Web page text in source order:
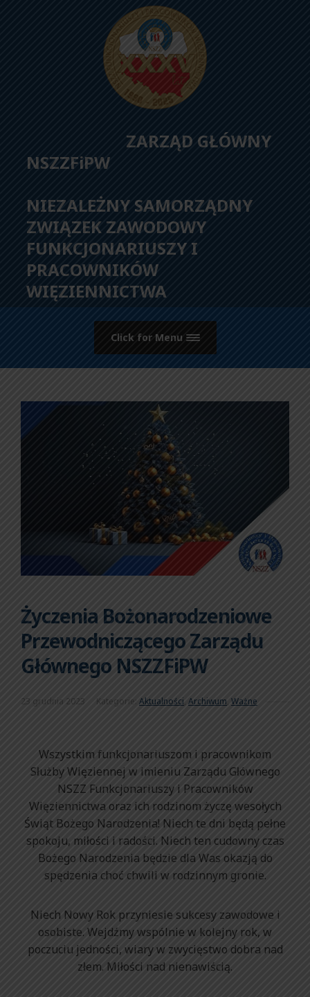
ZARZĄD GŁÓWNY
NSZZFiPW
NIEZALEŻNY SAMORZĄDNY
ZWIĄZEK ZAWODOWY
FUNKCJONARIUSZY I
PRACOWNIKÓW
WIĘZIENNICTWA
Click for Menu
Życzenia Bożonarodzeniowe
Przewodniczącego Zarządu
Głównego NSZZFiPW
23 grudnia 2023 Kategorie: Aktualności, Archiwum, Ważne
Wszystkim funkcjonariuszom i pracownikom
Służby Więziennej w imieniu Zarządu Głównego
NSZZ Funkcjonariuszy i Pracowników
Więziennictwa oraz ich rodzinom życzę wesołych
Świąt Bożego Narodzenia! Niech te dni będą pełne
spokoju, miłości i radości. Niech ten cudowny czas
Bożego Narodzenia będzie dla Was okazją do
spędzenia choć chwili w rodzinnym gronie.
Niech Nowy Rok przyniesie sukcesy zawodowe i
osobiste. Wejdźmy wspólnie w kolejny rok, w
poczuciu jedności, wiary w zwycięstwo dobra nad
złem. Miłości nad nienawiścią.